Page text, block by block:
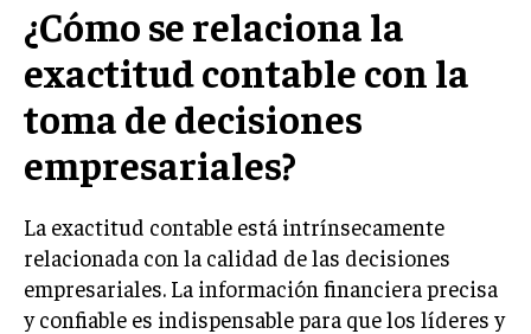
FRANQUICIAS
MARKETING DE INFLUENCERS
E-COMMERCE
E-COMMERCE Y COMERCIO ELECTRÓNICO
ESTRATEGIAS DE PRICING Y GESTIÓN DE
PRECIOS
GESTIÓN DE CRISIS EMPRESARIALES
¿Cómo se relaciona la
exactitud contable con la
toma de decisiones
empresariales?
La exactitud contable está intrínsecamente
relacionada con la calidad de las decisiones
empresariales. La información financiera precisa
y confiable es indispensable para que los líderes y